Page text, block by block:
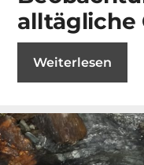
alltägliche
Weiterlesen